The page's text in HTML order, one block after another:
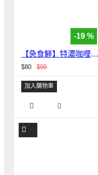
-19 %
【急食鮮】特濃咖哩雞肉焗飯(390g/盒)
$80 $99
加入購物車